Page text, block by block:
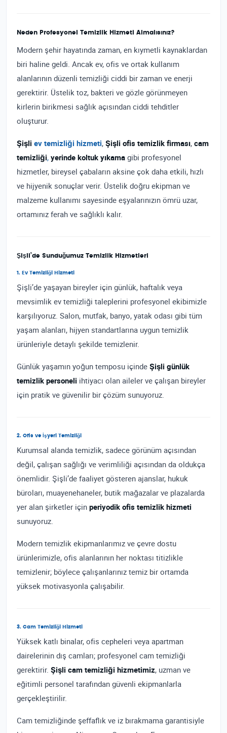
Neden Profesyonel Temizlik Hizmeti Almalısınız?
Modern şehir hayatında zaman, en kıymetli kaynaklardan
biri haline geldi. Ancak ev, ofis ve ortak kullanım
alanlarının düzenli temizliği ciddi bir zaman ve enerji
gerektirir. Üstelik toz, bakteri ve gözle görünmeyen
kirlerin birikmesi sağlık açısından ciddi tehditler
oluşturur.
Şişli ev temizliği hizmeti, Şişli ofis temizlik firması, cam
temizliği, yerinde koltuk yıkama gibi profesyonel
hizmetler, bireysel çabaların aksine çok daha etkili, hızlı
ve hijyenik sonuçlar verir. Üstelik doğru ekipman ve
malzeme kullanımı sayesinde eşyalarınızın ömrü uzar,
ortamınız ferah ve sağlıklı kalır.
Şişli’de Sunduğumuz Temizlik Hizmetleri
1. Ev Temizliği Hizmeti
Şişli’de yaşayan bireyler için günlük, haftalık veya
mevsimlik ev temizliği taleplerini profesyonel ekibimizle
karşılıyoruz. Salon, mutfak, banyo, yatak odası gibi tüm
yaşam alanları, hijyen standartlarına uygun temizlik
ürünleriyle detaylı şekilde temizlenir.
Günlük yaşamın yoğun temposu içinde Şişli günlük
temizlik personeli ihtiyacı olan aileler ve çalışan bireyler
için pratik ve güvenilir bir çözüm sunuyoruz.
2. Ofis ve İşyeri Temizliği
Kurumsal alanda temizlik, sadece görünüm açısından
değil, çalışan sağlığı ve verimliliği açısından da oldukça
önemlidir. Şişli’de faaliyet gösteren ajanslar, hukuk
büroları, muayenehaneler, butik mağazalar ve plazalarda
yer alan şirketler için periyodik ofis temizlik hizmeti
sunuyoruz.
Modern temizlik ekipmanlarımız ve çevre dostu
ürünlerimizle, ofis alanlarının her noktası titizlikle
temizlenir; böylece çalışanlarınız temiz bir ortamda
yüksek motivasyonla çalışabilir.
3. Cam Temizliği Hizmeti
Yüksek katlı binalar, ofis cepheleri veya apartman
dairelerinin dış camları; profesyonel cam temizliği
gerektirir. Şişli cam temizliği hizmetimiz, uzman ve
eğitimli personel tarafından güvenli ekipmanlarla
gerçekleştirilir.
Cam temizliğinde şeffaflık ve iz bırakmama garantisiyle